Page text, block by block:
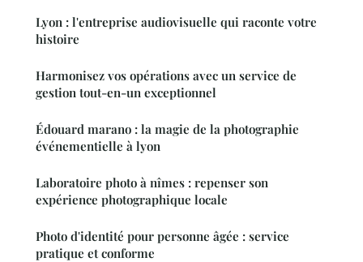
Lyon : l'entreprise audiovisuelle qui raconte votre
histoire
Harmonisez vos opérations avec un service de
gestion tout-en-un exceptionnel
Édouard marano : la magie de la photographie
événementielle à lyon
Laboratoire photo à nîmes : repenser son
expérience photographique locale
Photo d'identité pour personne âgée : service
pratique et conforme